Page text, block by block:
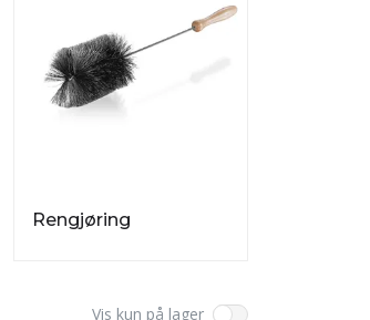
Rengjøring
Vis kun på lager